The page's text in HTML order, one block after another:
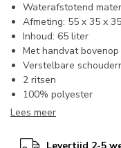
Waterafstotend
Afmeting: 55 x 35 x
Inhoud: 65 liter
Met handvat
Verstelbare
2 ritsen
100% polyester
Lees meer